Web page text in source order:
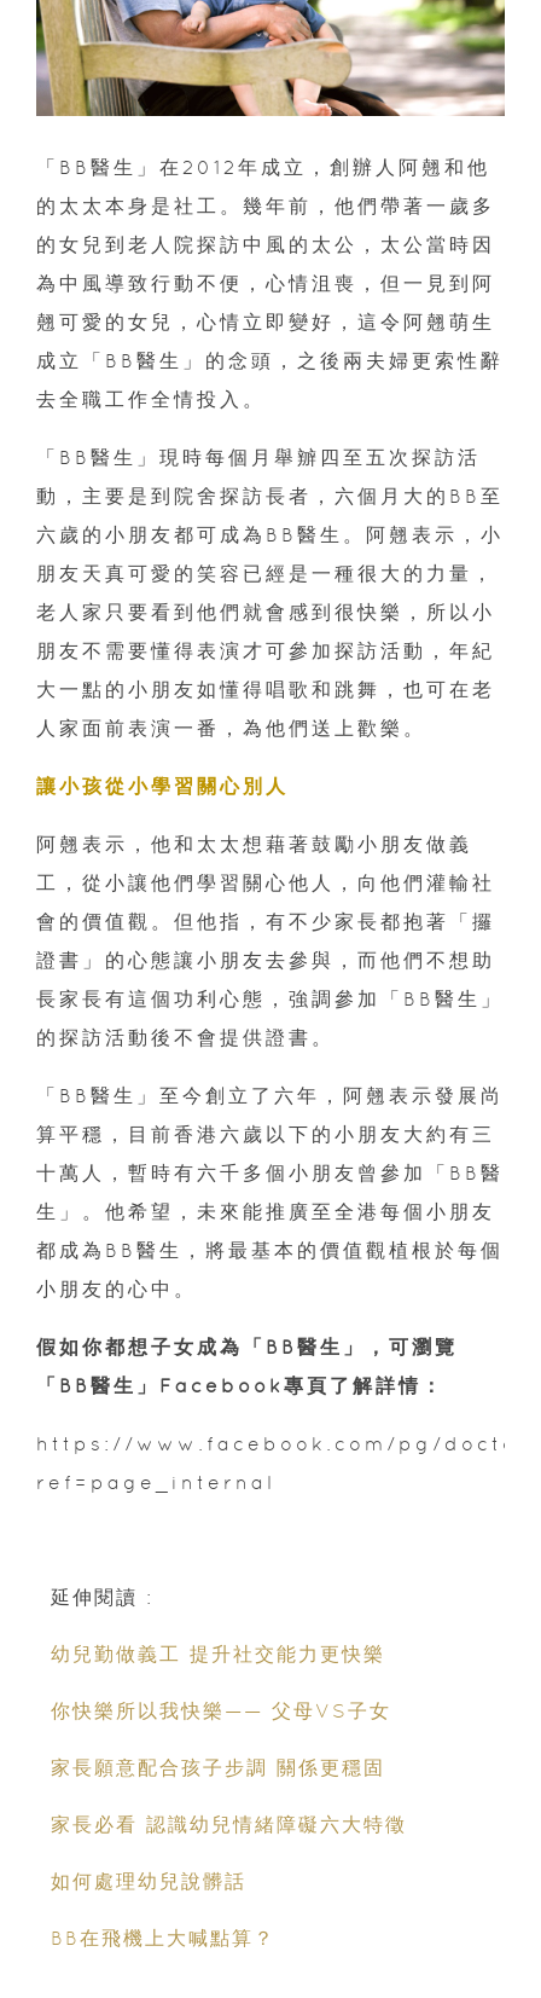
「BB醫生」在2012年成立，創辦人阿翹和他
的太太本身是社工。幾年前，他們帶著一歲多
的女兒到老人院探訪中風的太公，太公當時因
為中風導致行動不便，心情沮喪，但一見到阿
翹可愛的女兒，心情立即變好，這令阿翹萌生
成立「BB醫生」的念頭，之後兩夫婦更索性辭
去全職工作全情投入。
「BB醫生」現時每個月舉辧四至五次探訪活
動，主要是到院舍探訪長者，六個月大的BB至
六歲的小朋友都可成為BB醫生。阿翹表示，小
朋友天真可愛的笑容已經是一種很大的力量，
老人家只要看到他們就會感到很快樂，所以小
朋友不需要懂得表演才可參加探訪活動，年紀
大一點的小朋友如懂得唱歌和跳舞，也可在老
人家面前表演一番，為他們送上歡樂。
讓小孩從小學習關心別人
阿翹表示，他和太太想藉著鼓勵小朋友做義
工，從小讓他們學習關心他人，向他們灌輸社
會的價值觀。但他指，有不少家長都抱著「攞
證書」的心態讓小朋友去參與，而他們不想助
長家長有這個功利心態，強調參加「BB醫生」
的探訪活動後不會提供證書。
「BB醫生」至今創立了六年，阿翹表示發展尚
算平穩，目前香港六歲以下的小朋友大約有三
十萬人，暫時有六千多個小朋友曾參加「BB醫
生」。他希望，未來能推廣至全港每個小朋友
都成為BB醫生，將最基本的價值觀植根於每個
小朋友的心中。
假如你都想子女成為「BB醫生」，可瀏覽
「BB醫生」Facebook專頁了解詳情：
https://www.facebook.com/pg/
ref=page_internal
延伸閱讀 :
幼兒勤做義工 提升社交能力更快樂
你快樂所以我快樂—— 父母VS子女
家長願意配合孩子步調 關係更穩固
家長必看 認識幼兒情緒障礙六大特徵
如何處理幼兒說髒話
BB在飛機上大喊點算？